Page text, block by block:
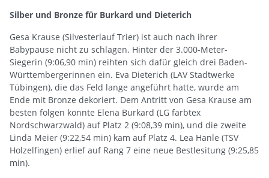
Silber und Bronze für Burkard und Dieterich
Gesa Krause (Silvesterlauf Trier) ist auch nach ihrer
Babypause nicht zu schlagen. Hinter der 3.000-Meter-
Siegerin (9:06,90 min) reihten sich dafür gleich drei Baden-
Württembergerinnen ein. Eva Dieterich (LAV Stadtwerke
Tübingen), die das Feld lange angeführt hatte, wurde am
Ende mit Bronze dekoriert. Dem Antritt von Gesa Krause am
besten folgen konnte Elena Burkard (LG farbtex
Nordschwarzwald) auf Platz 2 (9:08,39 min), und die zweite
Linda Meier (9:22,54 min) kam auf Platz 4. Lea Hanle (TSV
Holzelfingen) erlief auf Rang 7 eine neue Bestlesitung (9:25,85
min).